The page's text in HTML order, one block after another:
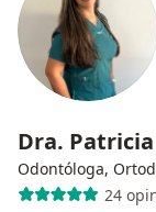
Dra.
Odontóloga,
24